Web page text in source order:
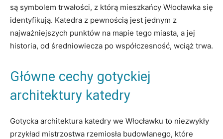
są symbolem trwałości, z którą mieszkańcy Włocławka się
identyfikują. Katedra​ z pewnością‌ jest jednym ‌z
najważniejszych‌ punktów ⁢na ⁣mapie tego ⁤miasta, a ‌jej
⁢historia,​ od średniowiecza ‌po⁤ współczesność, wciąż trwa.
Główne cechy ⁢gotyckiej
architektury katedry
Gotycka ⁤architektura katedry‌ we Włocławku‌ to niezwykły
przykład mistrzostwa ‍rzemiosła⁢ budowlanego, które⁢